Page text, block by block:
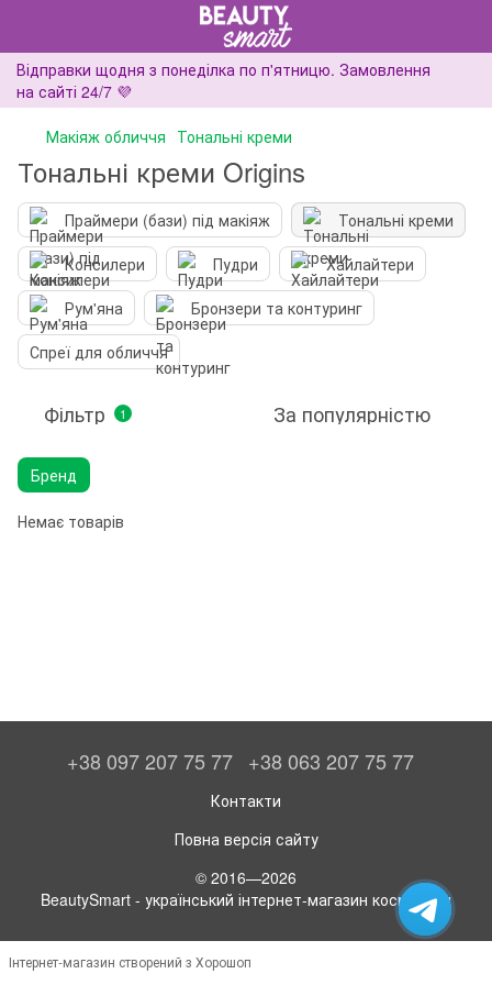
Відправки щодня з понеділка по п'ятницю. Замовлення
на сайті 24/7 💜
Макіяж обличчя Тональні креми
Тональні креми Origins
Праймери (бази) під макіяж
Тональні креми
Консилери
Пудри
Хайлайтери
Рум'яна
Бронзери та контуринг
Спреї для обличчя
Фільтр 1 За популярністю
Бренд
Немає товарів
+38 097 207 75 77 +38 063 207 75 77
Контакти
Повна версія сайту
© 2016—2026
BeautySmart - український інтернет-магазин косметики
Інтернет-магазин створений з Хорошоп